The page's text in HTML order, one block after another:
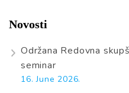
Novosti
Održana Redovna
seminar
16. June 2026.